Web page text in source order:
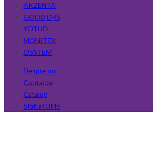
AKZENTA
GOOD DRS
YOTUEL
MONITEX
OSSTEM
Despre noi
Contacte
Catalog
Sfaturi Utile